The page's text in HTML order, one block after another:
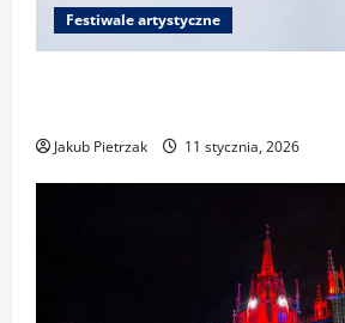
Festiwale artystyczne
Jakub Pietrzak 11 stycznia, 2026